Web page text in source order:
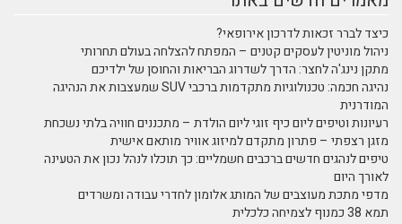
כיצד לברר זכאות לדרכון אירופאי?
ניהול מוניטין לעסקים קטנים – המפתח להצלחה בעולם תחרותי
מתקן נינג'ה לחצר: הדרך לשדרוג הבריאות והחוסן של ילדיכם
נהיגה חכמה: טכנולוגיות מתקדמות ברכבי SUV שמעצבות את הנהיגה
המודרנית
רעיונות וטיפים ליום כיף זוגי ליום הולדת – מתכננים חוויה בלתי נשכחת
מזגן רצפתי – פתרון מתקדם למיזוג אוויר מותאם אישית
טיפים לנהגים חדשים ברכבים חשמליים: כך תוכלו לנהל נכון את הטעינה
לאורך היום
מדפי מתכת מעוצבים של המותג אלומון לחדרי עבודה ומשרדים
תמא 38 כמנוף לצמיחה כלכלית